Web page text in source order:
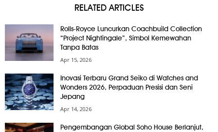
RELATED ARTICLES
Rolls-Royce Luncurkan Coachbuild Collection
“Project Nightingale”, Simbol Kemewahan
Tanpa Batas
Apr 15, 2026
Inovasi Terbaru Grand Seiko di Watches and
Wonders 2026, Perpaduan Presisi dan Seni
Jepang
Apr 14, 2026
Pengembangan Global Soho House Berlanjut,